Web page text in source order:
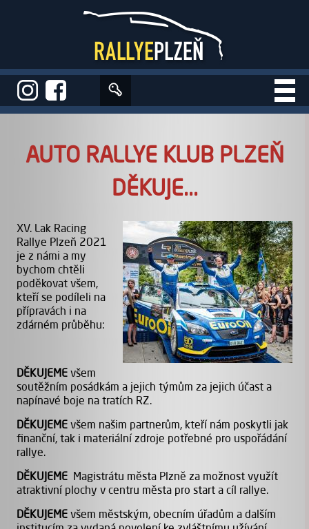
AUTO RALLYE KLUB PLZEŇ
DĚKUJE...
XV. Lak Racing
Rallye Plzeň 2021
je z námi a my
bychom chtěli
poděkovat všem,
kteří se podíleli na
přípravách i na
zdárném průběhu:
DĚKUJEME všem
soutěžním posádkám a jejich týmům za jejich účast a
napínavé boje na tratích RZ.
DĚKUJEMEvšem našim partnerům, kteří nám poskytli jak
finanční, tak i materiální zdroje potřebné pro uspořádání
rallye.
DĚKUJEME Magistrátu města Plzně za možnost využít
atraktivní plochy v centru města pro start a cíl rallye.
DĚKUJEMEvšem městským, obecním úřadům a dalším